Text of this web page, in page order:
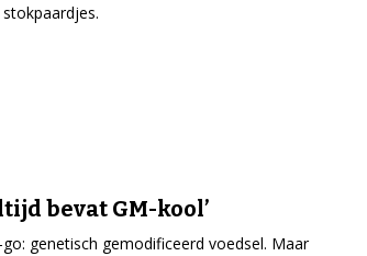
bevat GM-kool’
genetisch gemodificeerd voedsel. Maar